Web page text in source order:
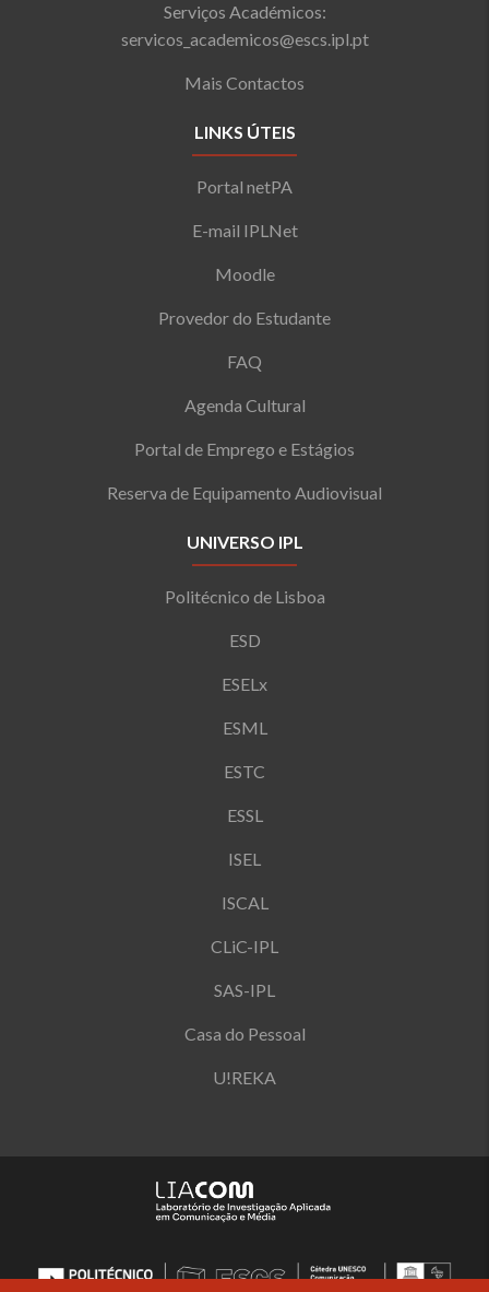
Serviços Académicos:
servicos_academicos@escs.ipl.pt
Mais Contactos
LINKS ÚTEIS
Portal netPA
E-mail IPLNet
Moodle
Provedor do Estudante
FAQ
Agenda Cultural
Portal de Emprego e Estágios
Reserva de Equipamento Audiovisual
UNIVERSO IPL
Politécnico de Lisboa
ESD
ESELx
ESML
ESTC
ESSL
ISEL
ISCAL
CLiC-IPL
SAS-IPL
Casa do Pessoal
U!REKA